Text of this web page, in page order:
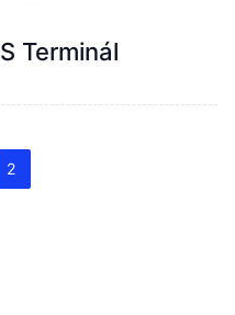
Terminál
2